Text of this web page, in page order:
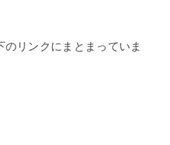
リンクにまとまっていま